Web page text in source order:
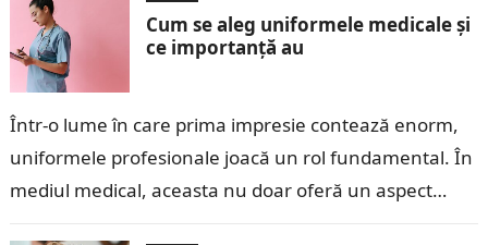
Cum se aleg uniformele medicale și
ce importanță au
Într-o lume în care prima impresie contează enorm,
uniformele profesionale joacă un rol fundamental. În
mediul medical, aceasta nu doar oferă un aspect